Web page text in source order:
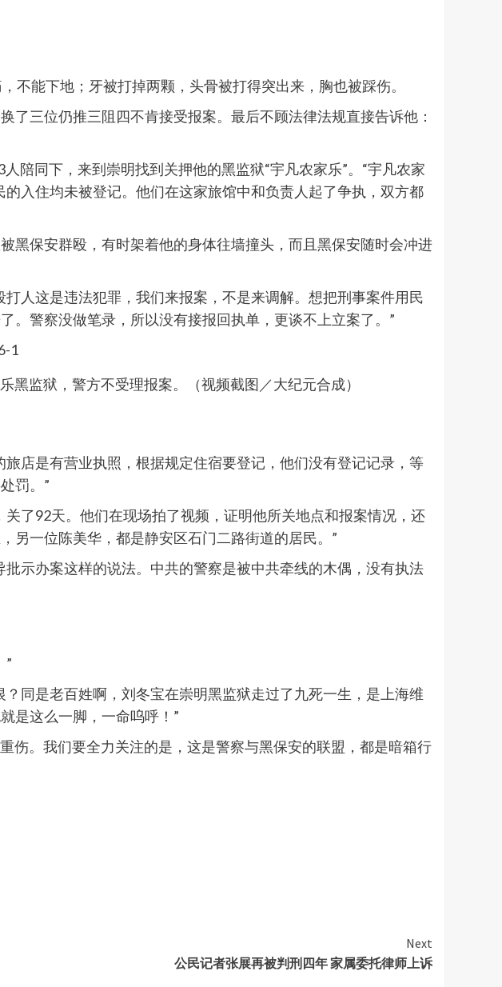
能下地；牙被打掉两颗，头骨被打得突出来，胸也被踩伤。
三位仍推三阻四不肯接受报案。最后不顾法律法规直接告诉他：
陪同下，来到崇明找到关押他的黑监狱“宇凡农家乐”。“宇凡农家
入住均未被登记。他们在这家旅馆中和负责人起了争执，双方都
黑保安群殴，有时架着他的身体往墙撞头，而且黑保安随时会冲进
人这是违法犯罪，我们来报案，不是来调解。想把刑事案件用民
。警察没做笔录，所以没有接报回执单，更谈不上立案了。”
黑监狱，警方不受理报案。（视频截图／大纪元合成）
店是有营业执照，根据规定住宿要登记，他们没有登记记录，等
罚。”
了92天。他们在现场拍了视频，证明他所关地点和报案情况，还
另一位陈美华，都是静安区石门二路街道的居民。”
示办案这样的说法。中共的警察是被中共牵线的木偶，没有执法
”
同是老百姓啊，刘冬宝在崇明黑监狱走过了九死一生，是上海维
是这么一脚，一命呜呼！”
伤。我们要全力关注的是，这是警察与黑保安的联盟，都是暗箱行
Next
公民记者张展再被判刑四年 家属委托律师上诉